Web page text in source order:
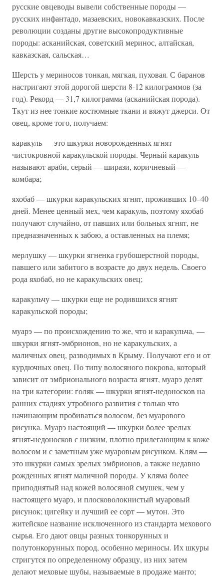
русские овцеводы вывели собственные породы —
русских инфантадо, мазаевских, новокавказских. После
революции созданы другие высокопродуктивные
породы: асканийская, советский меринос, алтайская,
кавказская, сальская…
Шерсть у мериносов тонкая, мягкая, пуховая. С баранов
настригают этой дорогой шерсти 8-12 килограммов (за
год). Рекорд — 31,7 килограмма (асканийская порода).
Ткут из нее тонкие костюмные ткани и вяжут джерси. От
овец, кроме того, получаем:
каракуль — это шкурки новорожденных ягнят
чистокровной каракульской породы. Черный каракуль
называют араби, серый — ширази, коричневый —
комбара;
яхобаб — шкурки каракульских ягнят, проживших 10–40
дней. Менее ценный мех, чем каракуль, поэтому яхобаб
получают случайно, от павших или больных ягнят, не
предназначенных к забою, а оставленных на племя;
мерлушку — шкурки ягненка грубошерстной породы,
павшего или забитого в возрасте до двух недель. Своего
рода яхобаб, но не каракульских овец;
каракульчу — шкурки еще не родившихся ягнят
каракульской породы;
муарэ — по происхождению то же, что и каракульча, —
шкурки ягнят-эмбрионов, но не каракульских, а
маличных овец, разводимых в Крыму. Получают его и от
курдючных овец. По типу волосяного покрова, который
зависит от эмбрионального возраста ягнят, муарэ делят
на три категории: голяк — шкурки ягнят-недоносков на
ранних стадиях утробного развития с только что
начинающим пробиваться волосом, без муарового
рисунка. Муарэ настоящий — шкурки более зрелых
ягнят-недоносков с низким, плотно прилегающим к коже
волосом и с заметным уже муаровым рисунком. Клям —
это шкурки самых зрелых эмбрионов, а также недавно
рожденных ягнят маличной породы. У кляма более
приподнятый над кожей волосяной смушек, чем у
настоящего муарэ, и плосковолокнистый муаровый
рисунок; цигейку и лучший ее сорт — мутон. Это
житейское название исключенного из стандарта мехового
сырья. Его дают овцы разных тонкорунных и
полутонкорунных пород, особенно мериносы. Их шкуры
стригутся по определенному образцу, из них затем
делают меховые шубы, называемые в продаже манто;